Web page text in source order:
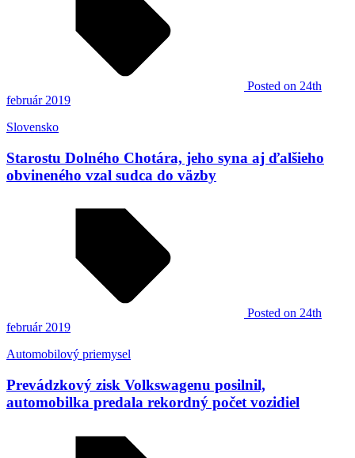
Posted on 24th
február 2019
Slovensko
Starostu Dolného Chotára, jeho syna aj ďalšieho
obvineného vzal sudca do väzby
Posted on 24th
február 2019
Automobilový priemysel
Prevádzkový zisk Volkswagenu posilnil,
automobilka predala rekordný počet vozidiel